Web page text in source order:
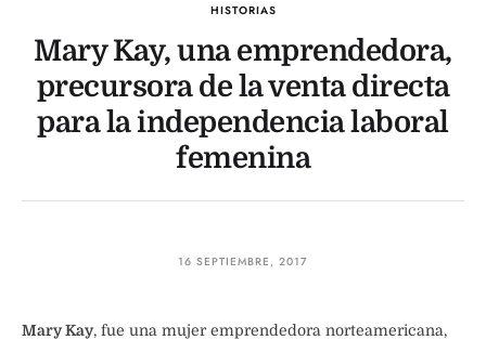
HISTORIAS
Mary Kay, una emprendedora,
precursora de la venta directa
para la independencia laboral
femenina
16 SEPTIEMBRE, 2017
Mary Kay, fue una mujer emprendedora norteamericana,